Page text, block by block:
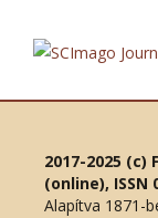
2017-2025 (c)
(online),
Alapítva 1871-